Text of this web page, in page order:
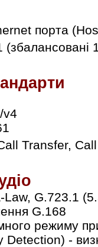
порта
(збалансовані
v4
Transfer,
Law, G.723.1
G.168
режиму
Detectіon) -